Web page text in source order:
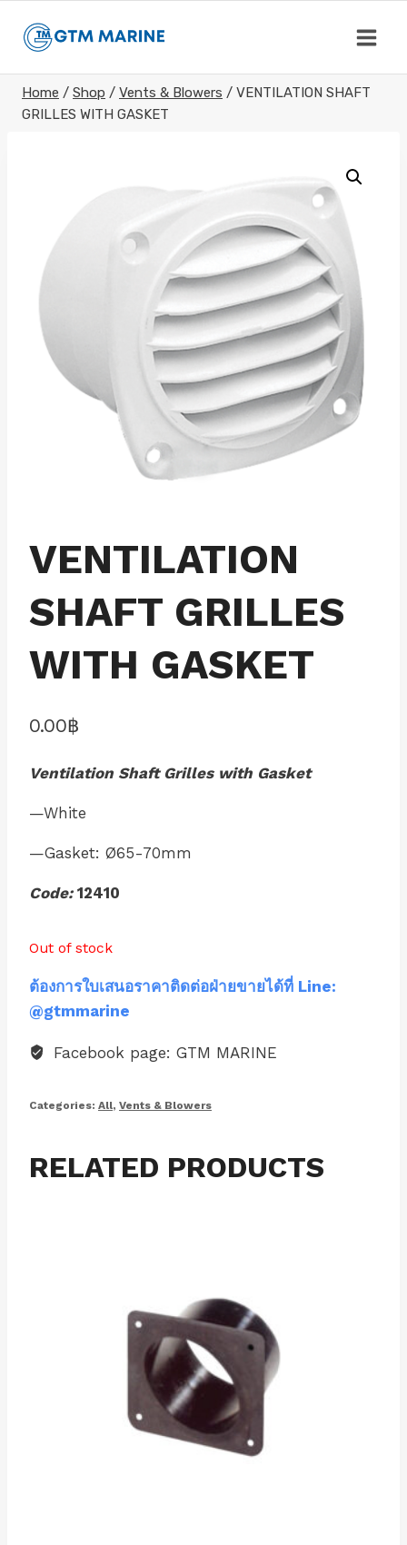
Home / Shop / Vents & Blowers / VENTILATION SHAFT
GRILLES WITH GASKET
VENTILATION
SHAFT GRILLES
WITH GASKET
0.00฿
Ventilation Shaft Grilles with Gasket
—White
—Gasket: Ø65-70mm
Code:12410
Out of stock
ต้องการใบเสนอราคาติดต่อฝ่ายขายได้ที่ Line:
@gtmmarine
Facebook page: GTM MARINE
Categories: All, Vents & Blowers
RELATED PRODUCTS